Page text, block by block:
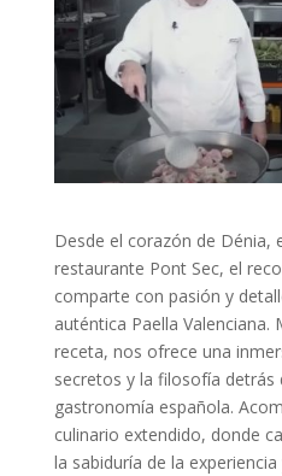
Desde el corazón de Dénia,
restaurante Pont Sec, el
comparte con pasión y
auténtica Paella Valenciana.
receta, nos ofrece una
secretos y la filosofía
gastronomía española.
culinario extendido, donde
la sabiduría de la